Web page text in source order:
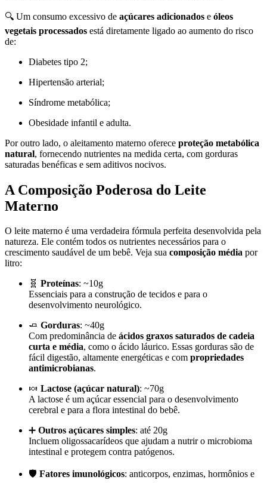
🔍 Um consumo excessivo de açúcares adicionados e óleos
vegetais processados está diretamente ligado ao aumento do risco
de:
Diabetes tipo 2;
Hipertensão arterial;
Síndrome metabólica;
Obesidade infantil e adulta.
Por outro lado, o aleitamento materno oferece proteção metabólica
natural, fornecendo nutrientes na medida certa, com gorduras
saturadas benéficas e sem aditivos nocivos.
A Composição Poderosa do Leite
Materno
O leite materno é uma verdadeira fórmula perfeita desenvolvida pela
natureza. Ele contém todos os nutrientes necessários para o
crescimento saudável de um bebê. Veja sua composição média por
litro:
🧬 Proteínas: ~10g
Essenciais para a construção de tecidos e para o
desenvolvimento neurológico.
🧈 Gorduras: ~40g
Com predominância de ácidos graxos saturados de cadeia
curta e média, como o ácido láurico. Essas gorduras são de
fácil digestão, altamente energéticas e com propriedades
antimicrobianas.
🍬 Lactose (açúcar natural): ~70g
A lactose é um açúcar essencial para o desenvolvimento
cerebral e para a flora intestinal do bebê.
➕ Outros açúcares simples: até 20g
Incluem oligossacarídeos que ajudam a nutrir o microbioma
intestinal e protegem contra patógenos.
🛡️ Fatores imunológicos: anticorpos, enzimas, hormônios e